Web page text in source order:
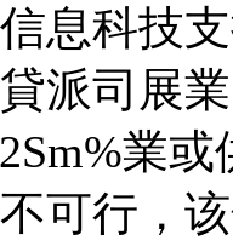
息科技
派司展
業
可行，